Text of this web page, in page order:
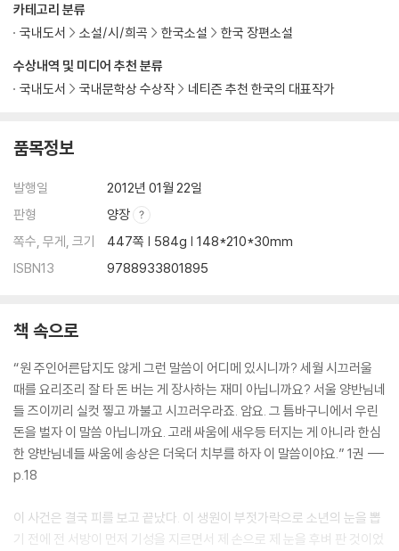
수상내역 및 미디어 추천 분류
국내도서
국내문학상 수상작 네티즌 추천 한국의 대표작가
카테고리 분류
국내도서
소설/시/희곡 한국소설 한국 장편소설
품목정보
발행일
2012년 01월 22일
판형
양장
쪽수, 무게, 크기
447쪽 | 584g | 148*210*30mm
ISBN13
9788933801895
책 속으로
“원 주인어른답지도 않게 그런 말씀이 어디메 있시니까? 세월 시끄러울
때를 요리조리 잘 타 돈 버는 게 장사하는 재미 아닙니까요? 서울 양반님네
들 즈이끼리 실컷 찧고 까불고 시끄러우라죠. 암요. 그 틈바구니에서 우린
돈을 벌자 이 말씀 아닙니까요. 고래 싸움에 새우등 터지는 게 아니라 한심
한 양반님네들 싸움에 송상은 더욱더 치부를 하자 이 말씀이야요.” 1권 ---
p.18
이 사건은 결국 피를 보고 끝났다. 이 생원이 부젓가락으로 소년의 눈을 뽑
기 전에 전 서방이 먼저 기성을 지르면서 제 손으로 제 눈을 후벼 판 것이었